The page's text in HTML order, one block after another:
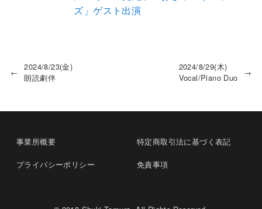
ズ」ゲスト出演
←
2024/8/23(金)
朗読劇伴
2024/8/29(木)
Vocal/Piano Duo
→
事業所概要 特定商取引法に基づく表記
プライバシーポリシー 免責事項